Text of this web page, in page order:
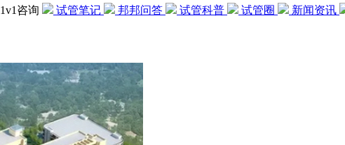
1v1咨询 试管笔记 邦邦问答 试管科普 试管圈
新闻资讯